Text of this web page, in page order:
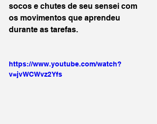
socos e chutes de seu sensei com
os movimentos que aprendeu
durante as tarefas.
https://www.youtube.com/watch?
v=jvWCWvz2Yfs